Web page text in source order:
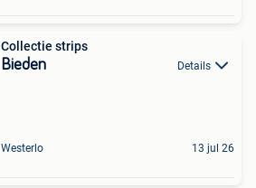
Collectie strips
Bieden Details
Westerlo 13 jul 26